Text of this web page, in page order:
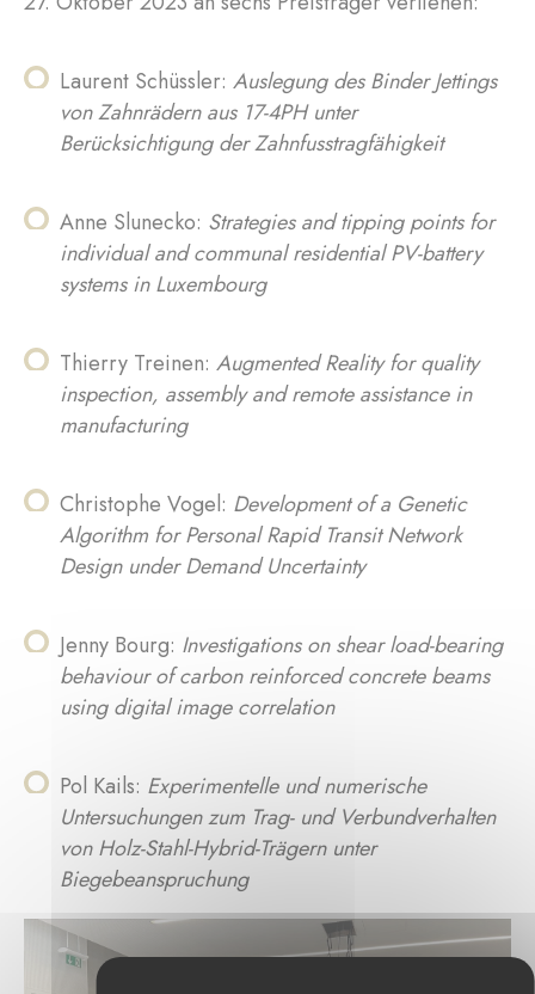
Laurent Schüssler: Auslegung des Binder Jettings
von Zahnrädern aus 17-4PH unter
Berücksichtigung der Zahnfusstragfähigkeit
Anne Slunecko: Strategies and tipping points for
individual and communal residential PV-battery
systems in Luxembourg
Thierry Treinen: Augmented Reality for quality
inspection, assembly and remote assistance in
manufacturing
Christophe Vogel: Development of a Genetic
Algorithm for Personal Rapid Transit Network
Design under Demand Uncertainty
Jenny Bourg: Investigations on shear load-bearing
behaviour of carbon reinforced concrete beams
using digital image correlation
Pol Kails: Experimentelle und numerische
Untersuchungen zum Trag- und Verbundverhalten
von Holz-Stahl-Hybrid-Trägern unter
Biegebeanspruchung